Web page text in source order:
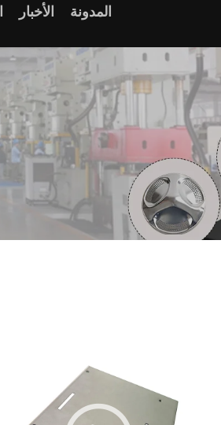
الأخبار
المدونة